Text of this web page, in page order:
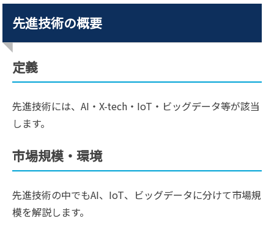
先進技術の概要
定義
先進技術には、AI・X-tech・IoT・ビッグデータ等が該当
します。
市場規模・環境
先進技術の中でもAI、IoT、ビッグデータに分けて市場規
模を解説します。